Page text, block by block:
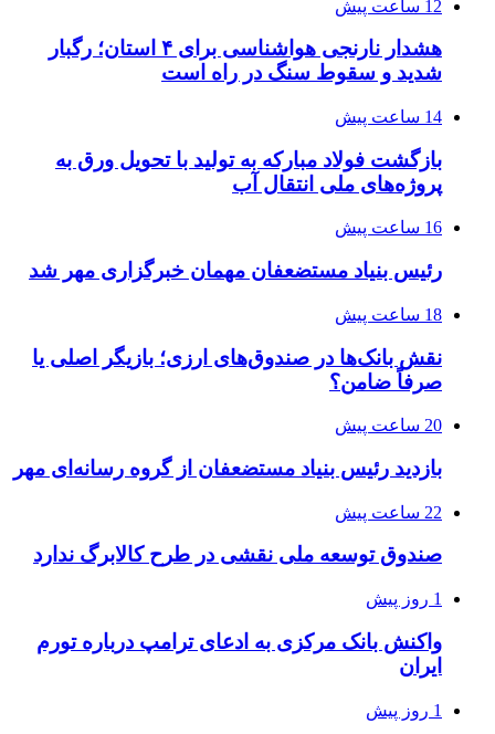
12 ساعت پیش
هشدار نارنجی هواشناسی برای ۴ استان؛ رگبار
شدید و سقوط سنگ در راه است
14 ساعت پیش
بازگشت فولاد مبارکه به تولید با تحویل ورق به
پروژه‌های ملی انتقال آب
16 ساعت پیش
رئیس بنیاد مستضعفان مهمان خبرگزاری مهر شد
18 ساعت پیش
نقش بانک‌ها در صندوق‌های ارزی؛ بازیگر اصلی یا
صرفاً ضامن؟
20 ساعت پیش
بازدید رئیس بنیاد مستضعفان از گروه رسانه‌ای مهر
22 ساعت پیش
صندوق توسعه ملی نقشی در طرح کالابرگ ندارد
1 روز پیش
واکنش بانک مرکزی به ادعای ترامپ درباره تورم
ایران
1 روز پیش